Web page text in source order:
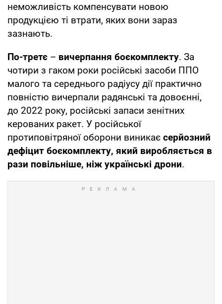
неможливість компенсувати новою
продукцією ті втрати, яких вони зараз
зазнають.
По-третє – вичерпання боєкомплекту. За
чотири з гаком роки російські засоби ППО
малого та середнього радіусу дії практично
повністю вичерпали радянські та довоєнні,
до 2022 року, російські запаси зенітних
керованих ракет. У російської
протиповітряної оборони виникає серйозний
дефіцит боєкомплекту, який виробляється в
рази повільніше, ніж українські дрони.